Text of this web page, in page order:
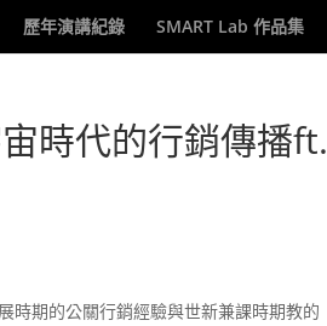
歷年演講紀錄 SMART Lab 作品集
時代的行銷傳播ft.
時期的公關行銷經驗與世新兼課時期教的